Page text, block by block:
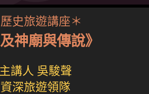
史旅遊講座＊
及神廟與傳說》
主講人 吳駿聲
資深旅遊領隊